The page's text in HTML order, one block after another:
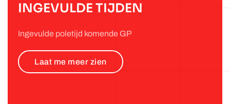
INGEVULDE TIJDEN
Ingevulde poletijd komende GP
Laat me meer zien